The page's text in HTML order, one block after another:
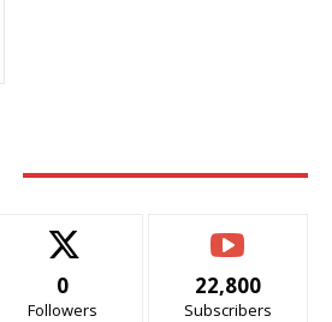
0
Followers
22,800
Subscribers